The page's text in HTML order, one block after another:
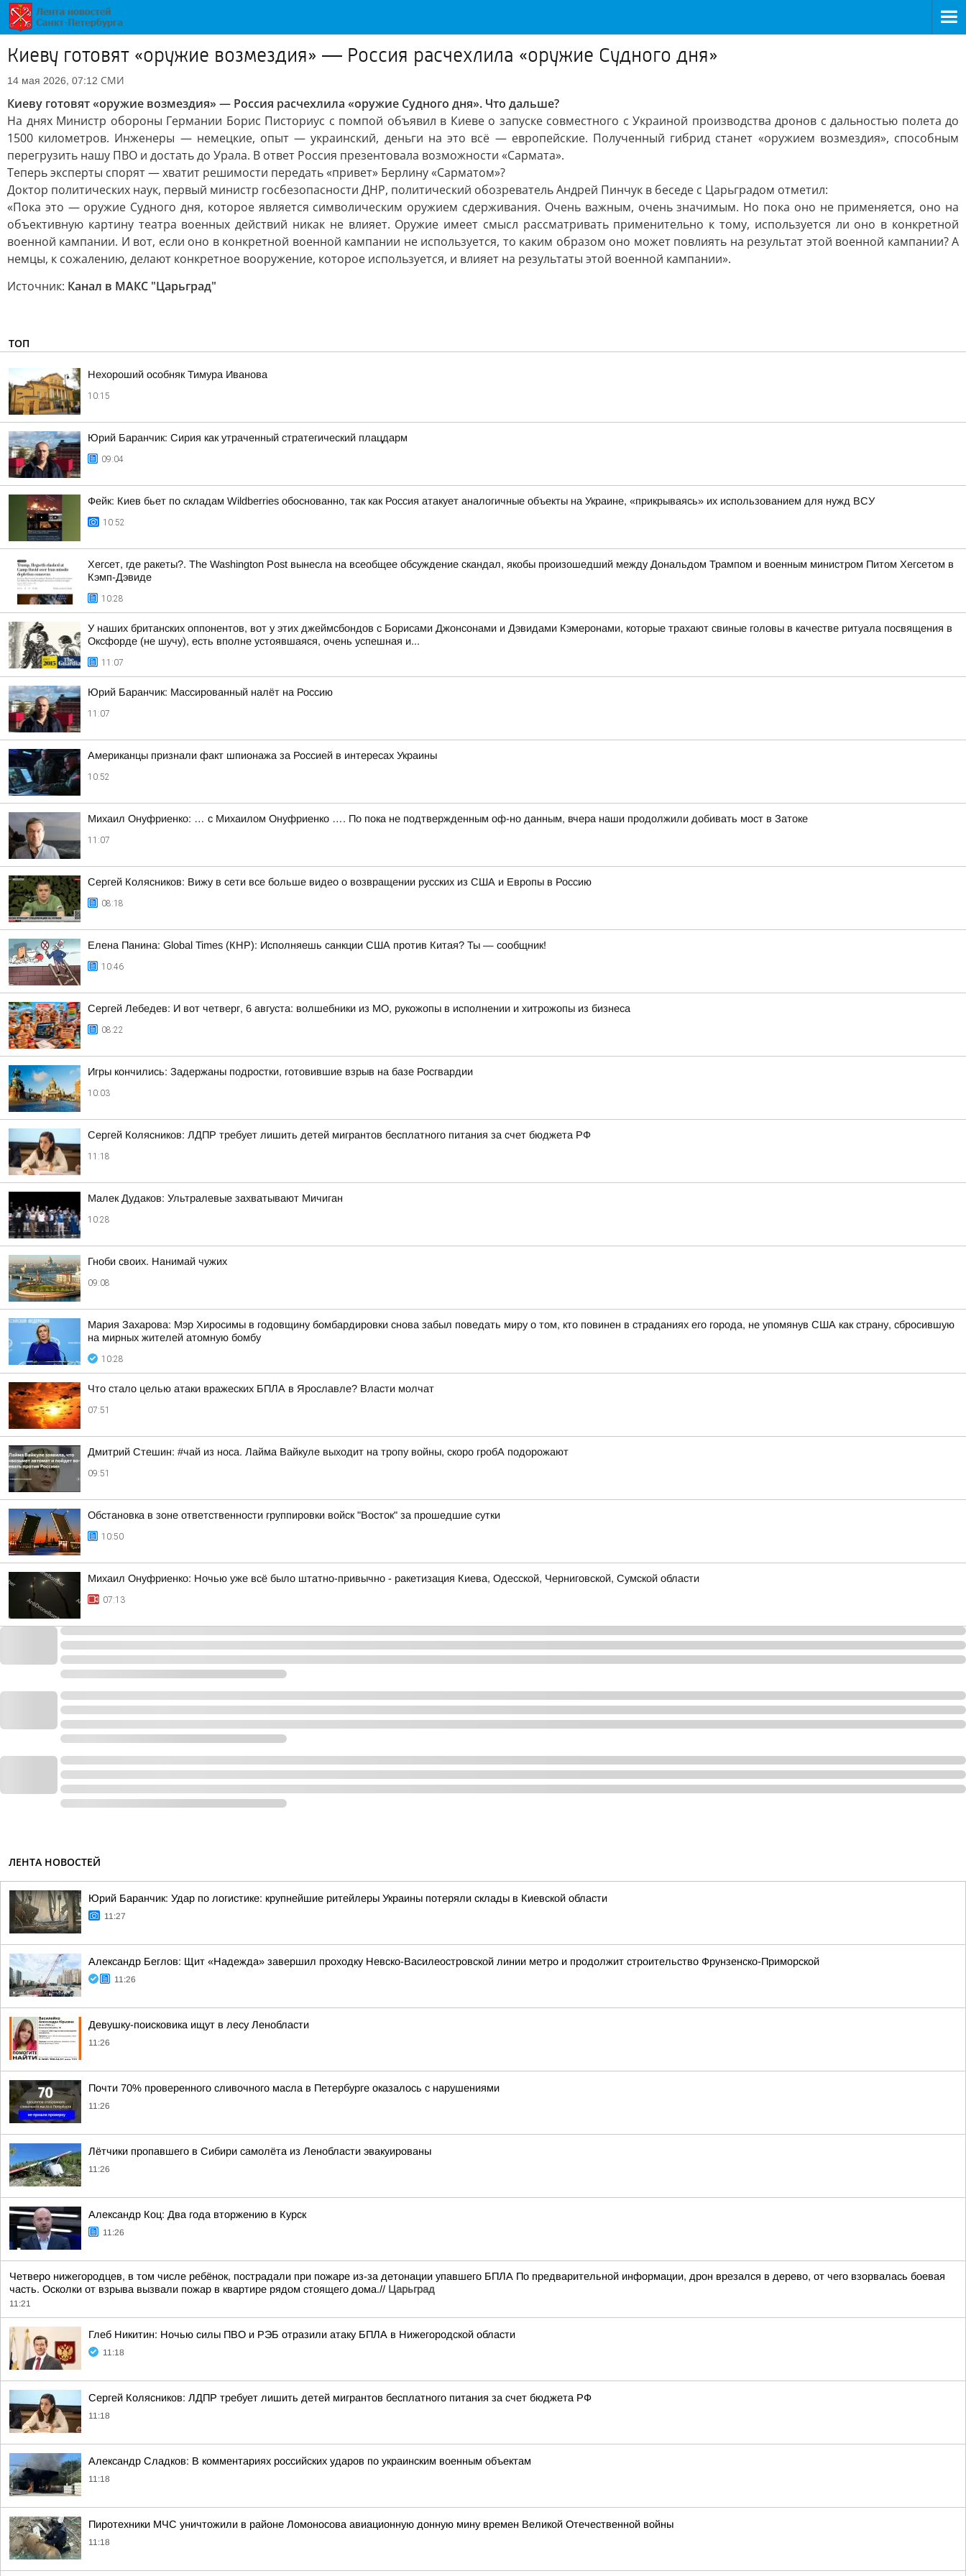
Киеву готовят «оружие возмездия» — Россия расчехлила «оружие Судного дня»
14 мая 2026, 07:12 СМИ
Киеву готовят «оружие возмездия» — Россия расчехлила «оружие Судного дня». Что дальше?
На днях Министр обороны Германии Борис Писториус с помпой объявил в Киеве о запуске совместного с Украиной производства дронов с дальностью полета до
1500 километров. Инженеры — немецкие, опыт — украинский, деньги на это всё — европейские. Полученный гибрид станет «оружием возмездия», способным
перегрузить нашу ПВО и достать до Урала. В ответ Россия презентовала возможности «Сармата».
Теперь эксперты спорят — хватит решимости передать «привет» Берлину «Сарматом»?
Доктор политических наук, первый министр госбезопасности ДНР, политический обозреватель Андрей Пинчук в беседе с Царьградом отметил:
«Пока это — оружие Судного дня, которое является символическим оружием сдерживания. Очень важным, очень значимым. Но пока оно не применяется, оно на
объективную картину театра военных действий никак не влияет. Оружие имеет смысл рассматривать применительно к тому, используется ли оно в конкретной
военной кампании. И вот, если оно в конкретной военной кампании не используется, то каким образом оно может повлиять на результат этой военной кампании? А
немцы, к сожалению, делают конкретное вооружение, которое используется, и влияет на результаты этой военной кампании».
Источник: Канал в МАКС "Царьград"
ТОП
Нехороший особняк Тимура Иванова
10:15
Юрий Баранчик: Сирия как утраченный стратегический плацдарм
09:04
Фейк: Киев бьет по складам Wildberries обоснованно, так как Россия атакует аналогичные объекты на Украине, «прикрываясь» их использованием для нужд ВСУ
10:52
Хегсет, где ракеты?. The Washington Post вынесла на всеобщее обсуждение скандал, якобы произошедший между Дональдом Трампом и военным министром Питом Хегсетом в
Кэмп-Дэвиде
10:28
У наших британских оппонентов, вот у этих джеймсбондов с Борисами Джонсонами и Дэвидами Кэмеронами, которые трахают свиные головы в качестве ритуала посвящения в
Оксфорде (не шучу), есть вполне устоявшаяся, очень успешная и...
11:07
Юрий Баранчик: Массированный налёт на Россию
11:07
Американцы признали факт шпионажа за Россией в интересах Украины
10:52
Михаил Онуфриенко: … с Михаилом Онуфриенко …. По пока не подтвержденным оф-но данным, вчера наши продолжили добивать мост в Затоке
11:07
Сергей Колясников: Вижу в сети все больше видео о возвращении русских из США и Европы в Россию
08:18
Елена Панина: Global Times (КНР): Исполняешь санкции США против Китая? Ты — сообщник!
10:46
Сергей Лебедев: И вот четверг, 6 августа: волшебники из МО, рукожопы в исполнении и хитрожопы из бизнеса
08:22
Игры кончились: Задержаны подростки, готовившие взрыв на базе Росгвардии
10:03
Сергей Колясников: ЛДПР требует лишить детей мигрантов бесплатного питания за счет бюджета РФ
11:18
Малек Дудаков: Ультралевые захватывают Мичиган
10:28
Гноби своих. Нанимай чужих
09:08
Мария Захарова: Мэр Хиросимы в годовщину бомбардировки снова забыл поведать миру о том, кто повинен в страданиях его города, не упомянув США как страну, сбросившую
на мирных жителей атомную бомбу
10:28
Что стало целью атаки вражеских БПЛА в Ярославле? Власти молчат
07:51
Дмитрий Стешин: #чай из носа. Лайма Вайкуле выходит на тропу войны, скоро гробА подорожают
09:51
Обстановка в зоне ответственности группировки войск "Восток" за прошедшие сутки
10:50
Михаил Онуфриенко: Ночью уже всё было штатно-привычно - ракетизация Киева, Одесской, Черниговской, Сумской области
07:13
ЛЕНТА НОВОСТЕЙ
Юрий Баранчик: Удар по логистике: крупнейшие ритейлеры Украины потеряли склады в Киевской области
11:27
Александр Беглов: Щит «Надежда» завершил проходку Невско-Василеостровской линии метро и продолжит строительство Фрунзенско-Приморской
11:26
Девушку-поисковика ищут в лесу Ленобласти
11:26
Почти 70% проверенного сливочного масла в Петербурге оказалось с нарушениями
11:26
Лётчики пропавшего в Сибири самолёта из Ленобласти эвакуированы
11:26
Александр Коц: Два года вторжению в Курск
11:26
Четверо нижегородцев, в том числе ребёнок, пострадали при пожаре из-за детонации упавшего БПЛА По предварительной информации, дрон врезался в дерево, от чего взорвалась боевая
часть. Осколки от взрыва вызвали пожар в квартире рядом стоящего дома.// Царьград
11:21
Глеб Никитин: Ночью силы ПВО и РЭБ отразили атаку БПЛА в Нижегородской области
11:18
Сергей Колясников: ЛДПР требует лишить детей мигрантов бесплатного питания за счет бюджета РФ
11:18
Александр Сладков: В комментариях российских ударов по украинским военным объектам
11:18
Пиротехники МЧС уничтожили в районе Ломоносова авиационную донную мину времен Великой Отечественной войны
11:18